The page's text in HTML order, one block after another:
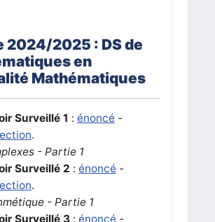
2024/2025 : DS de
en
Mathématiques
Surveillé 1 : énoncé -
.
- Partie 1
Surveillé 2 : énoncé -
.
- Partie 1
Surveillé 3: énoncé -